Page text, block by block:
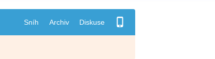
Sníh Archiv Diskuse